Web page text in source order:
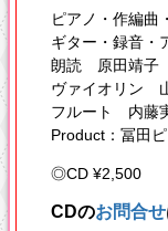
ピアノ・作編
ギター・録音
朗読 原田靖子
ヴァイオリン
フルート 内藤
Product：冨田
◎CD ¥2,500
CDのお問合せ